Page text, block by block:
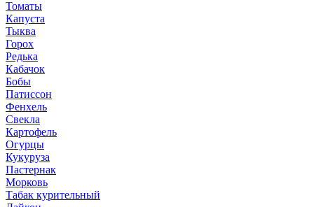
Томаты
Капуста
Тыква
Горох
Редька
Кабачок
Бобы
Патиссон
Фенхель
Свекла
Картофель
Огурцы
Кукуруза
Пастернак
Морковь
Табак курительный